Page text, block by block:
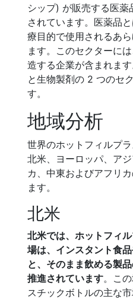
シップ) が販売する医
されています。医薬品
療目的で使用されるあ
ます。このセクターに
造する企業が含まれま
と生物製剤の 2 つのセ
す。
地域分析
世界のホットフィルプ
北米、ヨーロッパ、ア
カ、中東およびアフリ
ます。
北米
北米では、ホットフィ
場は、インスタント食
と、そのまま飲める製
推進されています。こ
スチックボトルの主な